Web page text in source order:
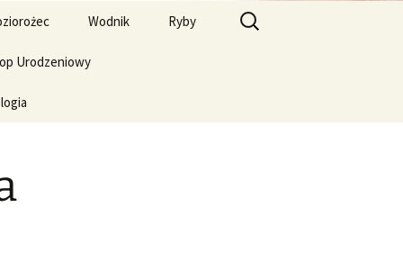
Wodnik Ryby
Urodzeniowy
Szukaj: